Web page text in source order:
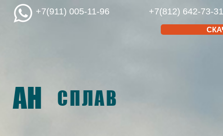
+7(911) 005-11-96 +7(812) 642-73-31
АН СПЛАВ